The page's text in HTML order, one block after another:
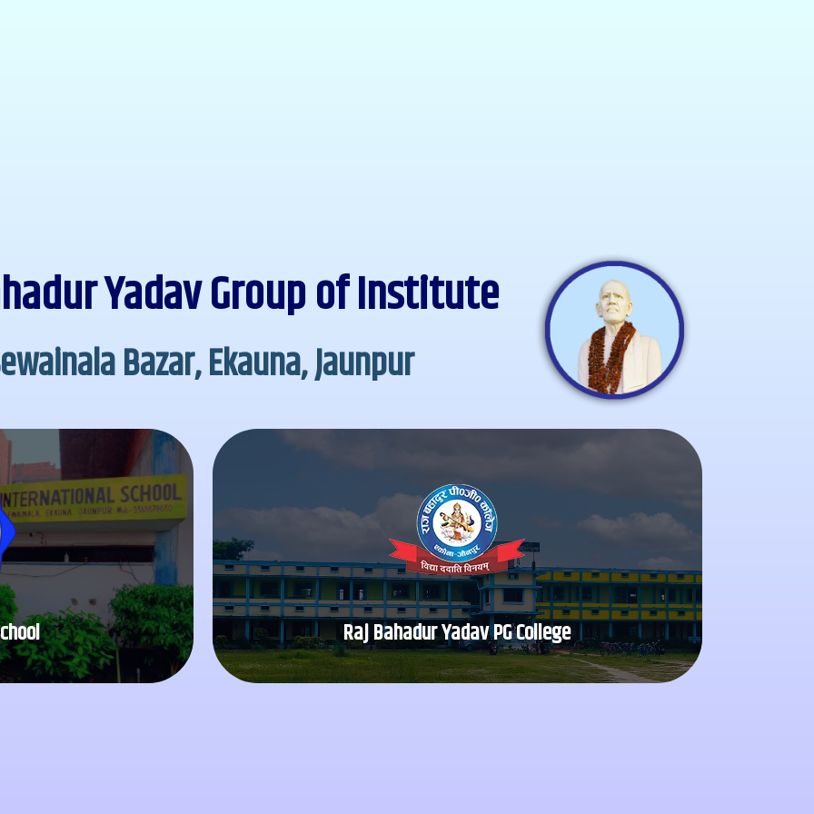
Yadav Group of Institute
Bazar, Ekauna, Jaunpur
Ekauna, Jaunpur, was
of its founder,
Raj Bahadur Yadav PG College
Raj Bahadur Yadav PG College
शिक्षा हमारे समाज के सुधार का माध्यम है, और इसके माध्यम से हम अपने बच्चों
को बेहतर जीवन के लिए तैयार कर सकते हैं।
Visit Website